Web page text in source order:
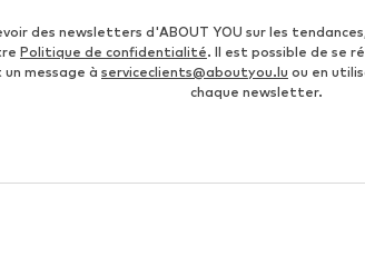
des newsletters d'ABOUT YOU sur les
Politique de confidentialité. Il est possible de se
message à serviceclients@aboutyou.lu ou en
chaque newsletter.